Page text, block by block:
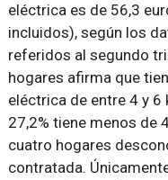
eléctrica es de 56,3
incluidos), según los
referidos al segundo
hogares afirma que
eléctrica de entre 4 y 6
27,2% tiene menos de
cuatro hogares
contratada.